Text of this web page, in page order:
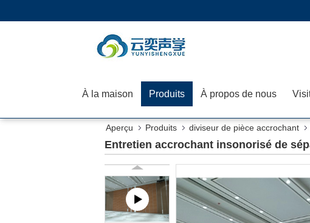
À la maison Produits À propos de nous
Aperçu Produits diviseur de pièce accrochant
Entretien accrochant insonorisé de